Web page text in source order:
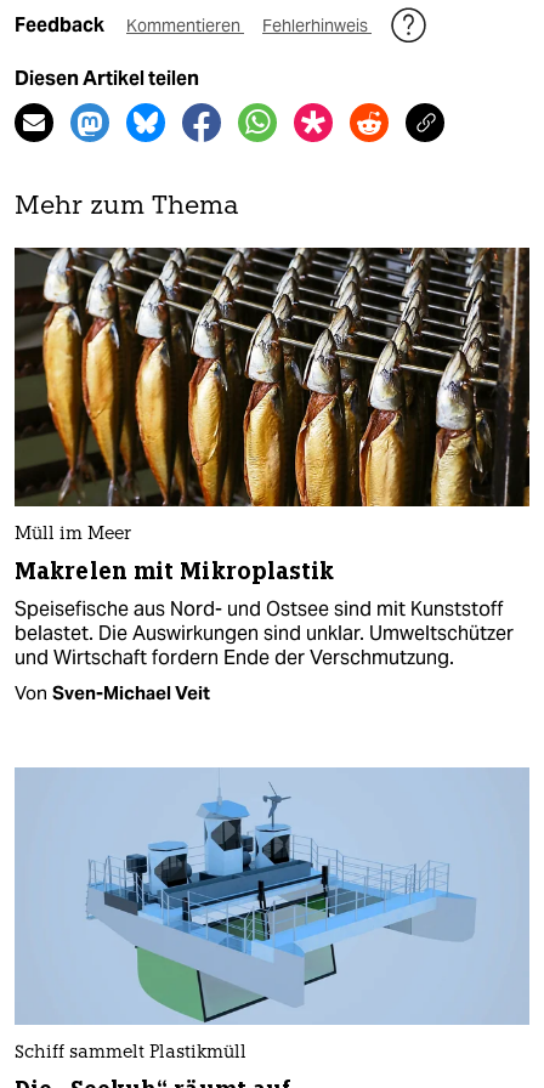
Feedback Kommentieren Fehlerhinweis
Diesen Artikel teilen
Mehr zum Thema
Müll im Meer
Makrelen mit Mikroplastik
Speisefische aus Nord- und Ostsee sind mit Kunststoff
belastet. Die Auswirkungen sind unklar. Umweltschützer
und Wirtschaft fordern Ende der Verschmutzung.
Von Sven-Michael Veit
Schiff sammelt Plastikmüll